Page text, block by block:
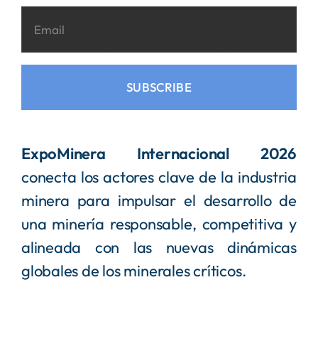
SUBSCRIBE
ExpoMinera Internacional 2026
conecta los actores clave de la industria
minera para impulsar el desarrollo de
una minería responsable, competitiva y
alineada con las nuevas dinámicas
globales de los minerales críticos.